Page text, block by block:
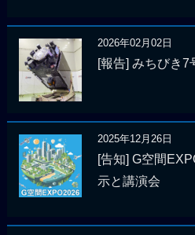
2026年02月02日
[報告] みちびき7
2025年12月26日
[告知] G空間
示と講演会